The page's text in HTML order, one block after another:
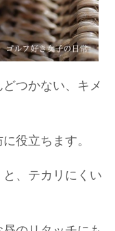
つかない、キメ
役立ちます。
、テカリにくい